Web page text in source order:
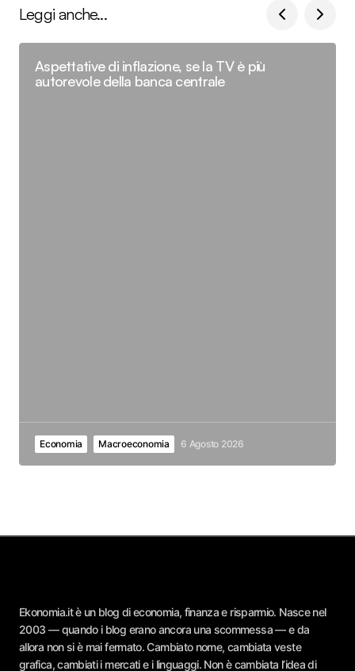
Leggi anche...
Aspettative di inflazione, se la TV è più
autorevole della banca centrale
Economia Macroeconomia 6 Agosto 2026
Ekonomia.it è un blog di economia, finanza e risparmio. Nasce nel
2003 — quando i blog erano ancora una scommessa — e da
allora non si è mai fermato. Cambiato nome, cambiata veste
grafica, cambiati i mercati e i linguaggi. Non è cambiata l’idea di